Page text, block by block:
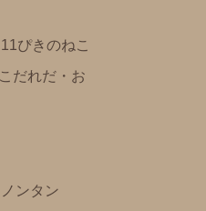
11ぴきのねこ
だれだ・お
ノンタン